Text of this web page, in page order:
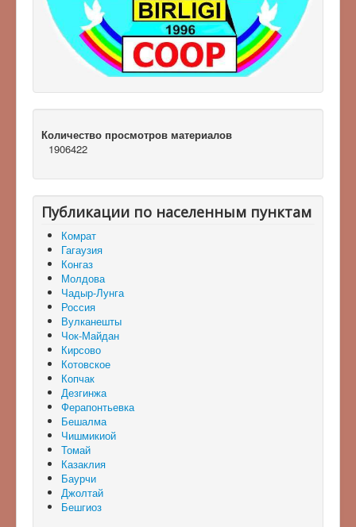
Количество просмотров материалов
1906422
Публикации по населенным пунктам
Комрат
Гагаузия
Конгаз
Молдова
Чадыр-Лунга
Россия
Вулканешты
Чок-Майдан
Кирсово
Котовское
Копчак
Дезгинжа
Ферапонтьевка
Бешалма
Чишмикиой
Томай
Казаклия
Баурчи
Джолтай
Бешгиоз